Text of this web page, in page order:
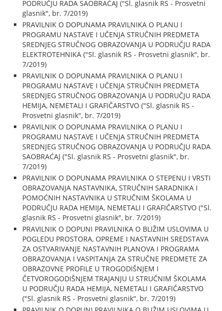
PODRUČJU RADA SAOBRAĆAJ ("Sl. glasnik RS - Prosvetni
glasnik", br. 7/2019)
PRAVILNIK O DOPUNAMA PRAVILNIKA O PLANU I
PROGRAMU NASTAVE I UČENJA STRUČNIH PREDMETA
SREDNJEG STRUČNOG OBRAZOVANJA U PODRUČJU RADA
ELEKTROTEHNIKA ("Sl. glasnik RS - Prosvetni glasnik", br.
7/2019)
PRAVILNIK O DOPUNAMA PRAVILNIKA O PLANU I
PROGRAMU NASTAVE I UČENJA STRUČNIH PREDMETA
SREDNJEG STRUČNOG OBRAZOVANJA U PODRUČJU RADA
HEMIJA, NEMETALI I GRAFIČARSTVO ("Sl. glasnik RS -
Prosvetni glasnik", br. 7/2019)
PRAVILNIK O DOPUNAMA PRAVILNIKA O PLANU I
PROGRAMU NASTAVE I UČENJA STRUČNIH PREDMETA
SREDNJEG STRUČNOG OBRAZOVANJA U PODRUČJU RADA
SAOBRAĆAJ ("Sl. glasnik RS - Prosvetni glasnik", br.
7/2019)
PRAVILNIK O DOPUNAMA PRAVILNIKA O STEPENU I VRSTI
OBRAZOVANJA NASTAVNIKA, STRUČNIH SARADNIKA I
POMOĆNIH NASTAVNIKA U STRUČNIM ŠKOLAMA U
PODRUČJU RADA HEMIJA, NEMETALI I GRAFIČARSTVO ("Sl.
glasnik RS - Prosvetni glasnik", br. 7/2019)
PRAVILNIK O DOPUNI PRAVILNIKA O BLIŽIM USLOVIMA U
POGLEDU PROSTORA, OPREME I NASTAVNIH SREDSTAVA
ZA OSTVARIVANJE NASTAVNIH PLANOVA I PROGRAMA
OBRAZOVANJA I VASPITANJA ZA STRUČNE PREDMETE ZA
OBRAZOVNE PROFILE U TROGODIŠNJEM I
ČETVOROGODIŠNJEM TRAJANJU U STRUČNIM ŠKOLAMA
U PODRUČJU RADA HEMIJA, NEMETALI I GRAFIČARSTVO
("Sl. glasnik RS - Prosvetni glasnik", br. 7/2019)